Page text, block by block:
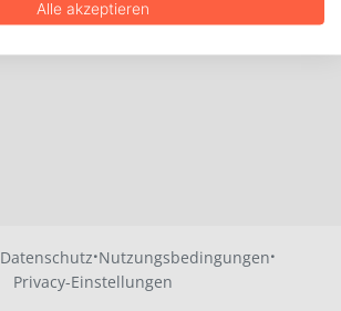
Datenschutz·Nutzungsbedingungen·
Privacy-Einstellungen
Alle akzeptieren